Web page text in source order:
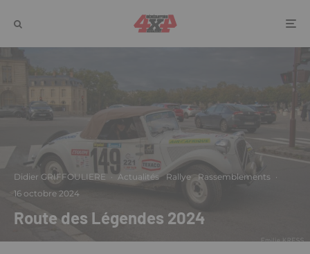
Didier GRIFFOULIERE · Actualités Rallye Rassemblements ·
16 octobre 2024
Route des Légendes 2024